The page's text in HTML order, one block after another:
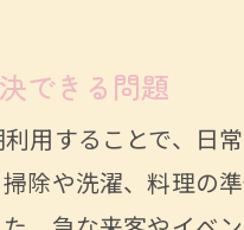
短
忙
できる問題
用することで、日
除や洗濯、料理の